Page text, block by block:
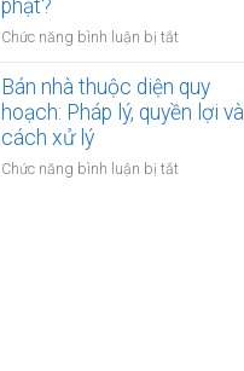
đồng
công
bảo
y
tế
phạt?
Chức năng bình luận bị tắt
nhà
xây
dựng
phép:
Bán nhà thuộc diện quy
hoạch: Pháp lý, quyền lợi và
cách xử lý
Chức năng bình luận bị tắt